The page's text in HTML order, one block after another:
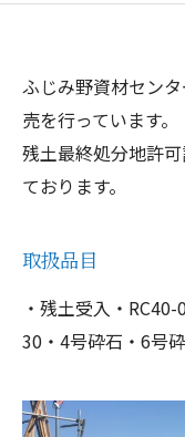
ふじみ野資材セン
売を行っています。
残土最終処分地許
ております。
取扱品目
・残土受入・
30・4号砕石・6号